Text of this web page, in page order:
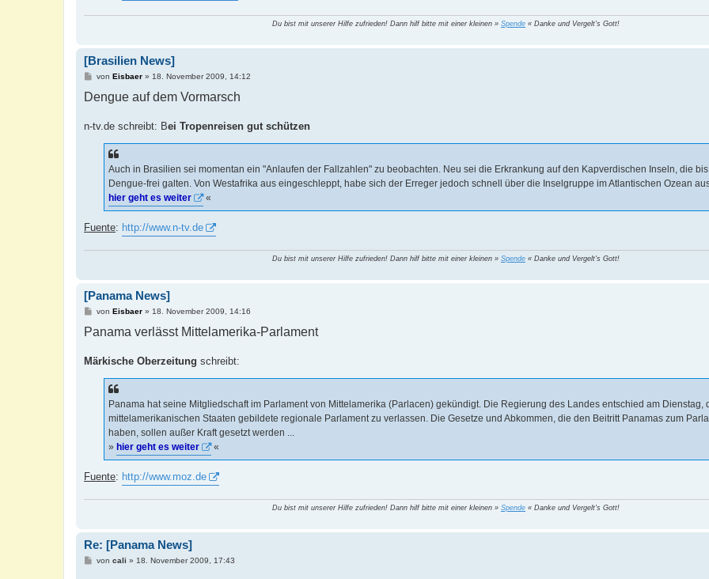
Du bist mit unserer Hilfe zufrieden! Dann hilf bitte mit einer kleinen » Spende « Danke und Vergelt's Gott!
[Brasilien News]
B
i
t
a
g
von Eisbaer» 18. November 2009, 14:12
Dengue auf dem Vormarsch
n-tv.de schreibt: Bei Tropenreisen gut schützen
Auch in Brasilien sei momentan ein "Anlaufen der Fallzahlen" zu beobachten. Neu sei die Erkrankung auf den Kapverdischen Inseln, die
Dengue-frei galten. Von Westafrika aus eingeschleppt, habe sich der Erreger jedoch schnell über die Inselgruppe im Atlantischen Ozean
hier geht es weiter
«
Fuente: http://www.n-tv.de
Du bist mit unserer Hilfe zufrieden! Dann hilf bitte mit einer kleinen » Spende « Danke und Vergelt's Gott!
[Panama News]
B
i
t
a
g
von Eisbaer» 18. November 2009, 14:16
Panama verlässt Mittelamerika-Parlament
Märkische Oberzeitung schreibt:
Panama hat seine Mitgliedschaft im Parlament von Mittelamerika (Parlacen) gekündigt. Die Regierung des Landes entschied am Dienstag,
mittelamerikanischen Staaten gebildete regionale Parlament zu verlassen. Die Gesetze und Abkommen, die den Beitritt Panamas zum
haben, sollen außer Kraft gesetzt werden ...
» hier geht es weiter «
Fuente: http://www.moz.de
Du bist mit unserer Hilfe zufrieden! Dann hilf bitte mit einer kleinen » Spende « Danke und Vergelt's Gott!
Re: [Panama News]
Bvon cali » 18. November 2009, 17:43